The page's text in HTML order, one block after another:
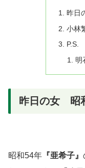
昨日
小林
P.S.
明
昨日の女 昭
昭和54年 『亜希子』